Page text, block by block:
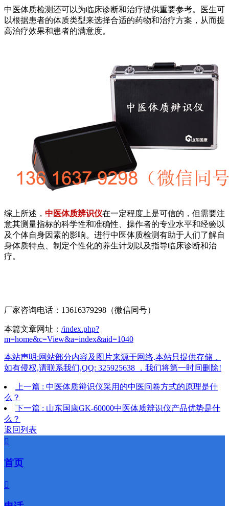
中医体质检测还可以为临床诊断和治疗提供重要参考。医生可
以根据患者的体质类型来选择合适的药物和治疗方案，从而提
高治疗效果和患者的满意度。
综上所述， 中医体质辨识仪在一定程度上是可信的，但需要注
意其测量指标的科学性和准确性、操作者的专业水平和经验以
及个体自身因素的影响。进行中医体质检测有助于人们了解自
身体质特点、制定个性化的养生计划以及指导临床诊断和治
疗。
厂家咨询电话：13616379298（微信同号）
本篇文章网址： /index.php?
m=home&c=View&a=index&aid=1040
本站声明:网站部分内容及图片来源于网络,本站只提供存储，
如有侵权,请联系我们,QQ: 325925638 ，我们将第一时间删除!
上一篇 : 中医体质辩识仪采用的中医问卷方式的原理是什
么？
下一篇 : 山东国康GK-60000中医体质辨识仪产品优势是什
么？
返回列表

首页
